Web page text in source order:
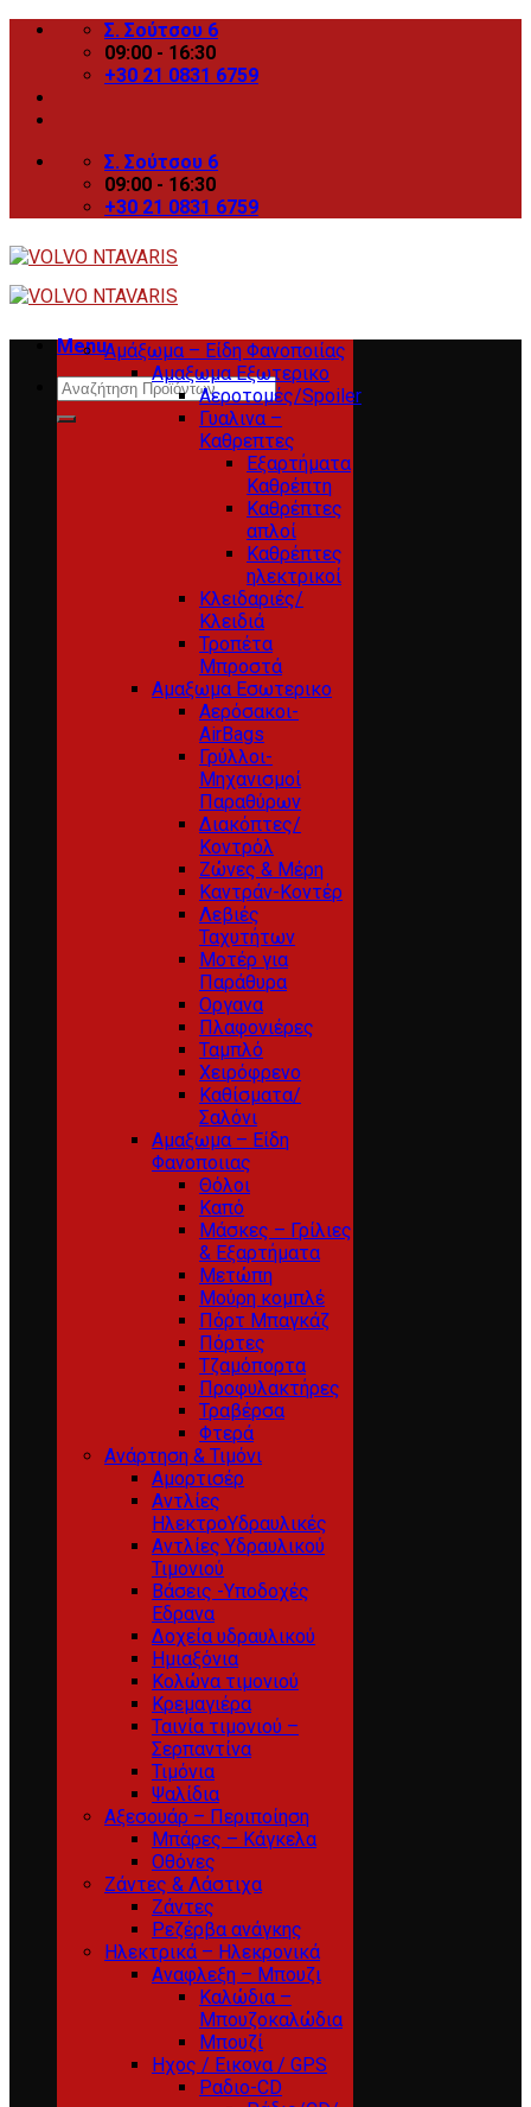
Skip
Σ. Σούτσου 6
09:00 - 16:30
+30 21 0831 6759
Σ. Σούτσου 6
09:00 - 16:30
+30 21 0831 6759
Menu
Search
for:
Αμάξωμα – Είδη Φανοποιίας
Αμαξωμα Εξωτερικο
Αεροτομές/Spoiler
Γυαλινα –
Καθρεπτες
Εξαρτήματα
Καθρέπτη
Καθρέπτες
απλοί
Καθρέπτες
ηλεκτρικοί
Κλειδαριές/
Κλειδιά
Τροπέτα
Μπροστά
Αμαξωμα Εσωτερικο
Αερόσακοι-
AirBags
Γρύλλοι-
Μηχανισμοί
Παραθύρων
Διακόπτες/
Κοντρόλ
Ζώνες & Μέρη
Καντράν-Κοντέρ
Λεβιές
Ταχυτήτων
Μοτέρ για
Παράθυρα
Οργανα
Πλαφονιέρες
Ταμπλό
Χειρόφρενο
Καθίσματα/
Σαλόνι
Αμαξωμα – Είδη
Φανοποιιας
Θόλοι
Καπό
Μάσκες – Γρίλιες
& Εξαρτήματα
Μετώπη
Μούρη κομπλέ
Πόρτ Μπαγκάζ
Πόρτες
Τζαμόπορτα
Προφυλακτήρες
Τραβέρσα
Φτερά
Ανάρτηση & Τιμόνι
Αμορτισέρ
Αντλίες
ΗλεκτροΥδραυλικές
Αντλίες Υδραυλικού
Τιμονιού
Βάσεις -Υποδοχές
Εδρανα
Δοχεία υδραυλικού
Ημιαξόνια
Κολώνα τιμονιού
Κρεμαγιέρα
Ταινία τιμονιού –
Σερπαντίνα
Τιμόνια
Ψαλίδια
Αξεσουάρ – Περιποίηση
Μπάρες – Κάγκελα
Οθόνες
Ζάντες & Λάστιχα
Ζάντες
Ρεζέρβα ανάγκης
Ηλεκτρικά – Ηλεκρονικά
Αναφλεξη – Μπουζι
Καλώδια –
Μπουζοκαλώδια
Μπουζί
Ηχος / Εικονα / GPS
Ραδιο-CD